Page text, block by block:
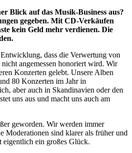
Blick auf das Musik-Business aus?
gegeben. Mit CD-Verkäufen
kein Geld mehr verdienen. Die
dass die Verwertung von
angemessen honoriert wird. Wir
Konzerten gelebt. Unsere Alben
80 Konzerten im Jahr in
aber auch in Skandinavien oder den
uns aus und macht uns auch am
geworden. Wir werden immer
Moderationen sind klarer als früher und
eigentlich ein großes Glück.